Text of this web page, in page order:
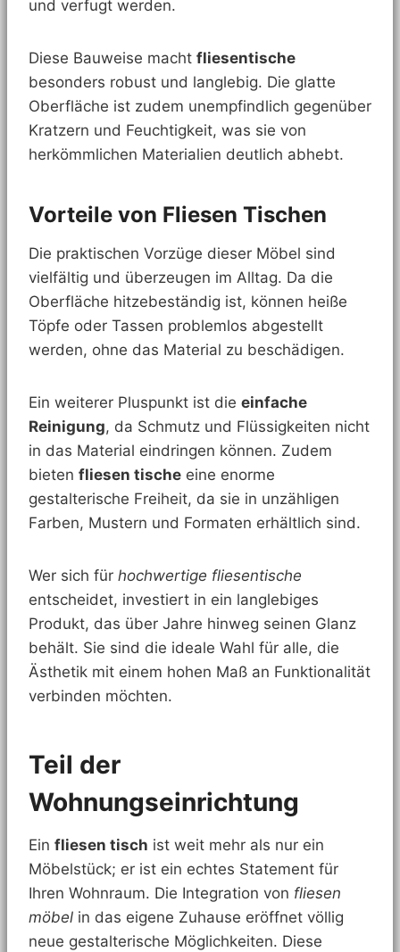
und verfugt werden.
Diese Bauweise macht fliesentische
besonders robust und langlebig. Die glatte
Oberfläche ist zudem unempfindlich gegenüber
Kratzern und Feuchtigkeit, was sie von
herkömmlichen Materialien deutlich abhebt.
Vorteile von Fliesen Tischen
Die praktischen Vorzüge dieser Möbel sind
vielfältig und überzeugen im Alltag. Da die
Oberfläche hitzebeständig ist, können heiße
Töpfe oder Tassen problemlos abgestellt
werden, ohne das Material zu beschädigen.
Ein weiterer Pluspunkt ist die einfache
Reinigung, da Schmutz und Flüssigkeiten nicht
in das Material eindringen können. Zudem
bieten fliesen tische eine enorme
gestalterische Freiheit, da sie in unzähligen
Farben, Mustern und Formaten erhältlich sind.
Wer sich für hochwertige fliesentische
entscheidet, investiert in ein langlebiges
Produkt, das über Jahre hinweg seinen Glanz
behält. Sie sind die ideale Wahl für alle, die
Ästhetik mit einem hohen Maß an Funktionalität
verbinden möchten.
Teil der
Wohnungseinrichtung
Ein fliesen tisch ist weit mehr als nur ein
Möbelstück; er ist ein echtes Statement für
Ihren Wohnraum. Die Integration von fliesen
möbel in das eigene Zuhause eröffnet völlig
neue gestalterische Möglichkeiten. Diese